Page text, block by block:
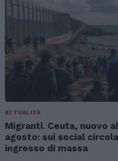
ATTUALITÀ
Migranti. Ceuta, nuovo
agosto: sui social
ingresso di massa